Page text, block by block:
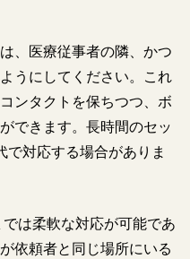
、医療従事者の隣、かつ
うにしてください。これ
ンタクトを保ちつつ、ボ
できます。長時間のセッ
対応する場合がありま
では柔軟な対応が可能であ
依頼者と同じ場所にいる